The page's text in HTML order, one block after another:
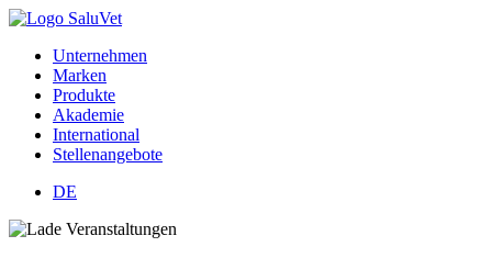
Unternehmen
Marken
Produkte
Akademie
International
Stellenangebote
DE